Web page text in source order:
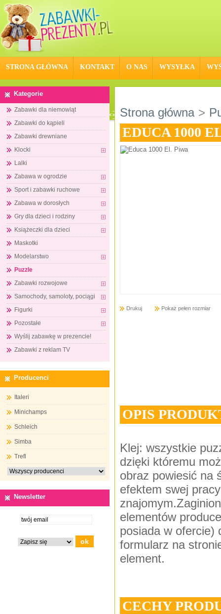
STRONA GŁÓWNA KONTAKT O NAS WYSYŁKA
Kategorie
Zabawki dla niemowląt
Zabawki do kąpieli
Zabawki drewniane
Klocki
Lalki
Zabawa w ogrodzie
Sport i zabawki ruchowe
Zabawa w dorosłych
Gry dla dzieci i rodziny
Książeczki dla dzieci
Maskotki
Modelarstwo
Puzzle
Zabawki rozwojowe
Samochody, samoloty, pociągi
Figurki
Pozostałe
Wyślij zabawkę w prezencie!
Zabawki z reklam TV
Producenci
Italeri
Minichamps
Schleich
Simba
Trefl
Newsletter
Strona główna >
EDUCA 1000
Drukuj Pokaż pełen rozmiar
OPIS
Klej: wszystkie
dzięki któremu
obraz powiesić na
efektem swej
elementów
posiada w ofercie)
formularz na
element.
CECHY